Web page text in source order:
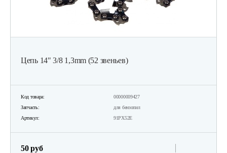
Цепь 14" 3/8 1,3mm (52 звеньев)
Код товара:
00000009427
Запчасть:
для бензопил
Артикул:
91PХ52E
50 руб